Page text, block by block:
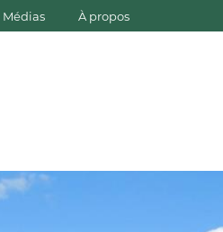
Médias À propos